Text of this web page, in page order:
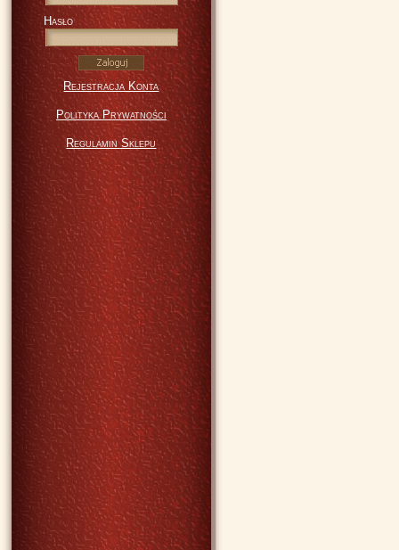
Hasło
Rejestracja Konta
Polityka Prywatności
Regulamin Sklepu